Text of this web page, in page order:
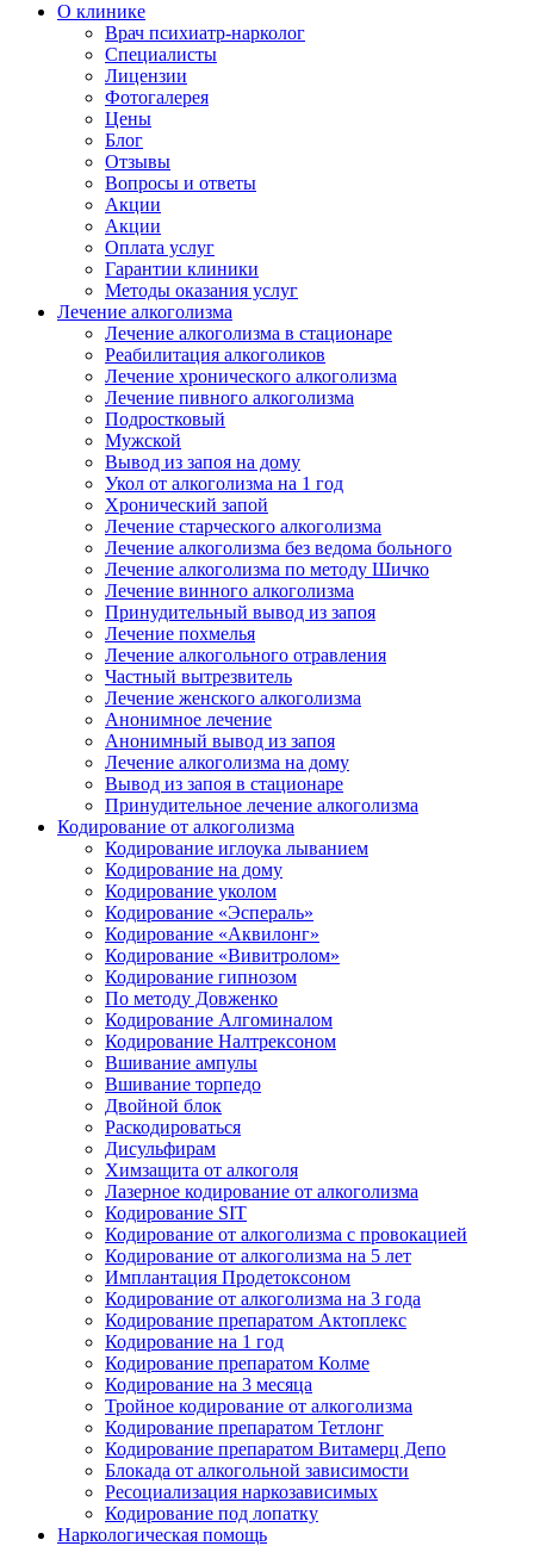
О клинике
Врач психиатр-нарколог
Специалисты
Лицензии
Фотогалерея
Цены
Блог
Отзывы
Вопросы и ответы
Акции
Акции
Оплата услуг
Гарантии клиники
Методы оказания услуг
Лечение алкоголизма
Лечение алкоголизма в стационаре
Реабилитация алкоголиков
Лечение хронического алкоголизма
Лечение пивного алкоголизма
Подростковый
Мужской
Вывод из запоя на дому
Укол от алкоголизма на 1 год
Хронический запой
Лечение старческого алкоголизма
Лечение алкоголизма без ведома больного
Лечение алкоголизма по методу Шичко
Лечение винного алкоголизма
Принудительный вывод из запоя
Лечение похмелья
Лечение алкогольного отравления
Частный вытрезвитель
Лечение женского алкоголизма
Анонимное лечение
Анонимный вывод из запоя
Лечение алкоголизма на дому
Вывод из запоя в стационаре
Принудительное лечение алкоголизма
Кодирование от алкоголизма
Кодирование иглоука лыванием
Кодирование на дому
Кодирование уколом
Кодирование «Эспераль»
Кодирование «Аквилонг»
Кодирование «Вивитролом»
Кодирование гипнозом
По методу Довженко
Кодирование Алгоминалом
Кодирование Налтрексоном
Вшивание ампулы
Вшивание торпедо
Двойной блок
Раскодироваться
Дисульфирам
Химзащита от алкоголя
Лазерное кодирование от алкоголизма
Кодирование SIT
Кодирование от алкоголизма с провокацией
Кодирование от алкоголизма на 5 лет
Имплантация Продетоксоном
Кодирование от алкоголизма на 3 года
Кодирование препаратом Актоплекс
Кодирование на 1 год
Кодирование препаратом Колме
Кодирование на 3 месяца
Тройное кодирование от алкоголизма
Кодирование препаратом Тетлонг
Кодирование препаратом Витамерц Депо
Блокада от алкогольной зависимости
Ресоциализация наркозависимых
Кодирование под лопатку
Наркологическая помощь